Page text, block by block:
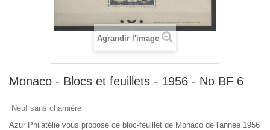
Agrandir l'image
Monaco - Blocs et feuillets - 1956 - No BF 6
Neuf sans charnière
Azur Philatélie vous propose ce bloc-feuillet de Monaco de l'année 1956